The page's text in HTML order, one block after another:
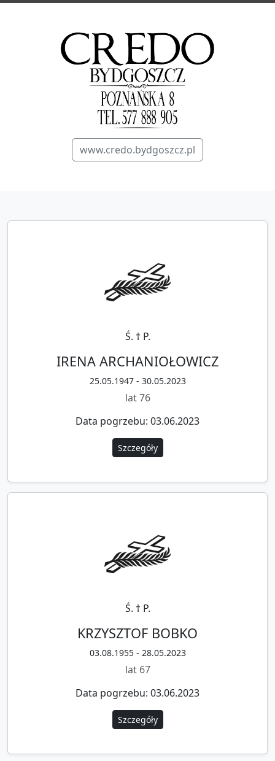
www.credo.bydgoszcz.pl
Ś. † P.
IRENA ARCHANIOŁOWICZ
25.05.1947 - 30.05.2023
lat 76
Data pogrzebu: 03.06.2023
Szczegóły
Ś. † P.
KRZYSZTOF BOBKO
03.08.1955 - 28.05.2023
lat 67
Data pogrzebu: 03.06.2023
Szczegóły